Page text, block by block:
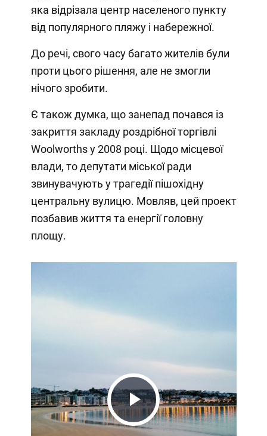
яка відрізала центр населеного пункту
від популярного пляжу і набережної.
До речі, свого часу багато жителів були
проти цього рішення, але не змогли
нічого зробити.
Є також думка, що занепад почався із
закриття закладу роздрібної торгівлі
Woolworths у 2008 році. Щодо місцевої
влади, то депутати міської ради
звинувачують у трагедії пішохідну
центральну вулицю. Мовляв, цей проект
позбавив життя та енергії головну
площу.
Play